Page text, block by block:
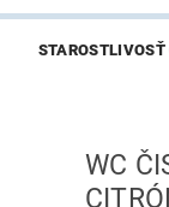
STAROSTLIVOSŤ
WC